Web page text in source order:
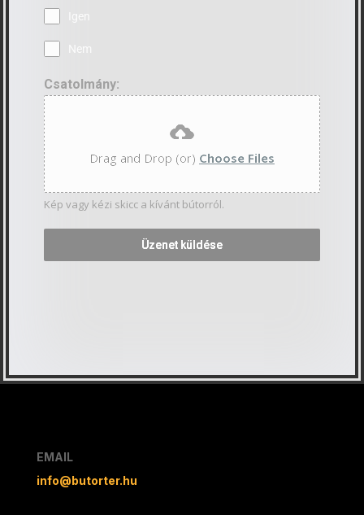
Igen
Nem
Csatolmány:
Drag and Drop (or) Choose Files
Kép vagy kézi skicc a kívánt bútorról.
Üzenet küldése
EMAIL
info@butorter.hu